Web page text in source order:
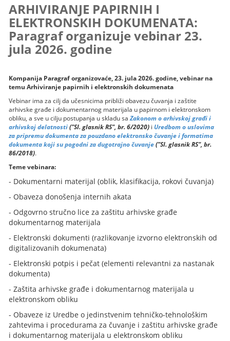
ARHIVIRANJE PAPIRNIH I
ELEKTRONSKIH DOKUMENATA:
Paragraf organizuje vebinar 23.
jula 2026. godine
Kompanija Paragraf organizovaće, 23. jula 2026. godine, vebinar na
temu Arhiviranje papirnih i elektronskih dokumenata
Vebinar ima za cilj da učesnicima približi obavezu čuvanja i zaštite
arhivske građe i dokumentarnog materijala u papirnom i elektronskom
obliku, a sve u cilju postupanja u skladu saZakonom o arhivskoj građi i
arhivskoj delatnosti("Sl. glasnik RS", br. 6/2020) iUredbom o uslovima
za pripremu dokumenta za pouzdano elektronsko čuvanje i formatima
dokumenta koji su pogodni za dugotrajno čuvanje("Sl. glasnik RS", br.
86/2018).
Teme vebinara:
- Dokumentarni materijal (oblik, klasifikacija, rokovi čuvanja)
- Obaveza donošenja internih akata
- Odgovrno stručno lice za zaštitu arhivske građe
dokumentarnog materijala
- Elektronski dokumenti (razlikovanje izvorno elektronskih od
digitalizovanih dokumenata)
- Elektronski potpis i pečat (elementi relevantni za nastanak
dokumenta)
- Zaštita arhivske građe i dokumentarnog materijala u
elektronskom obliku
- Obaveze iz Uredbe o jedinstvenim tehničko-tehnološkim
zahtevima i procedurama za čuvanje i zaštitu arhivske građe
i dokumentarnog materijala u elektronskom obliku